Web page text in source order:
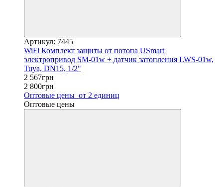
Артикул: 7445
WiFi Комплект защиты от потопа USmart |
электропривод SM-01w + датчик затопления LWS-01w,
Tuya, DN15, 1/2"
2 567грн
2 800грн
Оптовые цены от 2 единиц
Оптовые цены